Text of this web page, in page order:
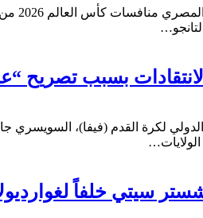
بسبب تصريح
سيتي خلفاً لغوارديولا